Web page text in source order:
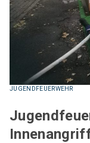
JUGENDFEUERWEHR